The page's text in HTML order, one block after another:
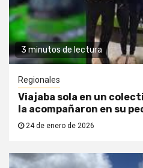
3 minutos de lectura
Regionales
Viajaba sola en un
la acompañaron en su
24 de enero de 2026